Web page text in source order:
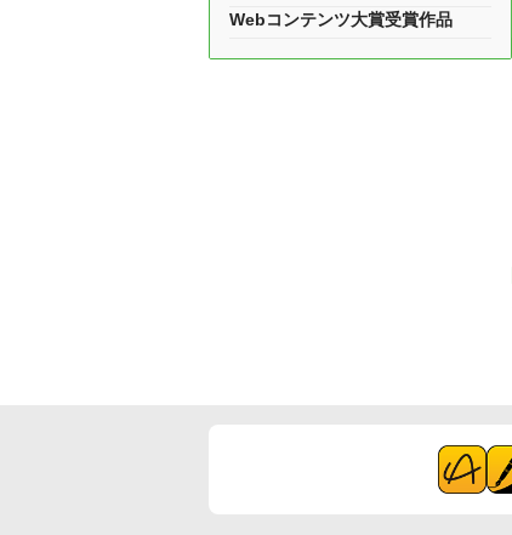
Webコンテンツ大賞受賞作品